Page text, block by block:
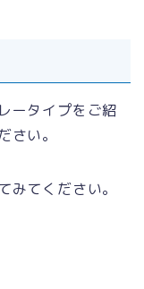
ータイプをご紹
い。
みてください。